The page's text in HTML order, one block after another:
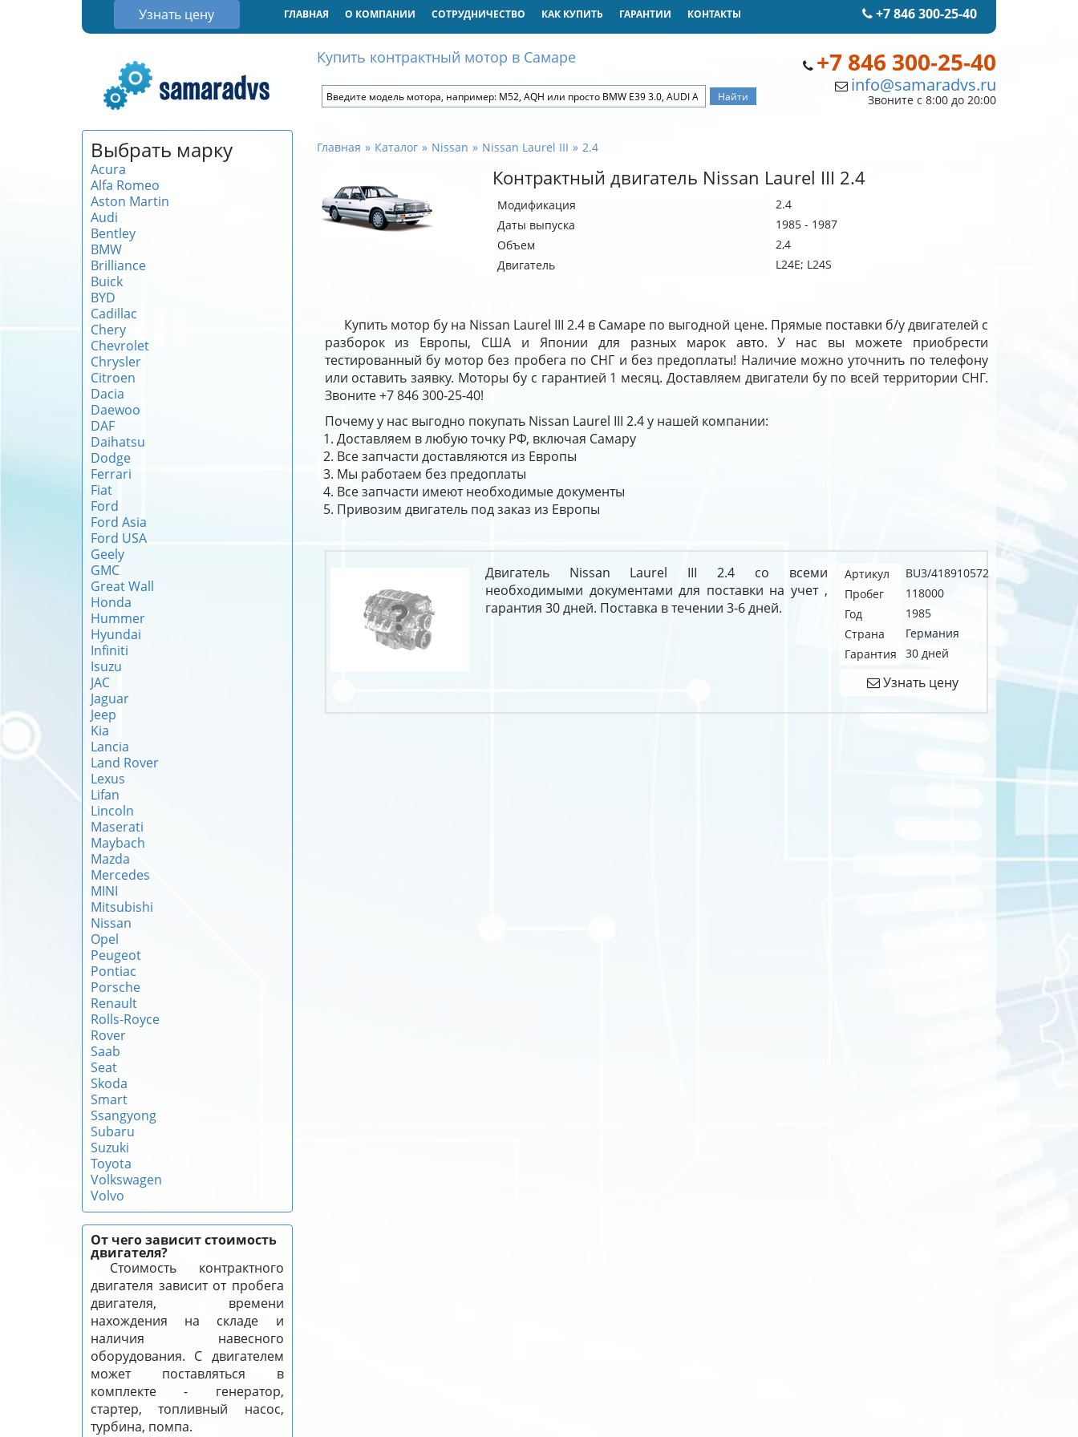
Узнать цену +7 846 300-25-40
ГЛАВНАЯ О КОМПАНИИ СОТРУДНИЧЕСТВО КАК КУПИТЬ ГАРАНТИИ КОНТАКТЫ
+7 846 300-25-40
info@samaradvs.ru
Звоните с 8:00 до 20:00
Купить контрактный мотор в Самаре
Выбрать марку
Acura
Alfa Romeo
Aston Martin
Audi
Bentley
BMW
Brilliance
Buick
BYD
Cadillac
Chery
Chevrolet
Chrysler
Citroen
Dacia
Daewoo
DAF
Daihatsu
Dodge
Ferrari
Fiat
Ford
Ford Asia
Ford USA
Geely
GMC
Great Wall
Honda
Hummer
Hyundai
Infiniti
Isuzu
JAC
Jaguar
Jeep
Kia
Lancia
Land Rover
Lexus
Lifan
Lincoln
Maserati
Maybach
Mazda
Mercedes
MINI
Mitsubishi
Nissan
Opel
Peugeot
Pontiac
Porsche
Renault
Rolls-Royce
Rover
Saab
Seat
Skoda
Smart
Ssangyong
Subaru
Suzuki
Toyota
Volkswagen
Volvo
От чего зависит стоимость
двигателя?
Стоимость контрактного
двигателя зависит от пробега
двигателя, времени
нахождения на складе и
наличия навесного
оборудования. С двигателем
может поставляться в
комплекте - генератор,
стартер, топливный насос,
турбина, помпа.
Главная Каталог Nissan Nissan Laurel III 2.4
Контрактный двигатель Nissan Laurel III 2.4
Модификация
2.4
Даты выпуска
1985 - 1987
Объем
2,4
Двигатель
L24E; L24S
Купить мотор бу на Nissan Laurel III 2.4 в Самаре по выгодной цене. Прямые поставки б/у двигателей с
разборок из Европы, США и Японии для разных марок авто. У нас вы можете приобрести
тестированный бу мотор без пробега по СНГ и без предоплаты! Наличие можно уточнить по телефону
или оставить заявку. Моторы бу с гарантией 1 месяц. Доставляем двигатели бу по всей территории СНГ.
Звоните +7 846 300-25-40!
Почему у нас выгодно покупать Nissan Laurel III 2.4 у нашей компании:
Доставляем в любую точку РФ, включая Самару
Все запчасти доставляются из Европы
Мы работаем без предоплаты
Все запчасти имеют необходимые документы
Привозим двигатель под заказ из Европы
Двигатель Nissan Laurel III 2.4 со всеми
необходимыми документами для поставки на учет ,
гарантия 30 дней. Поставка в течении 3-6 дней.
Артикул
BU3/418910572
Пробег
118000
Год
1985
Страна
Германия
Гарантия
30 дней
Узнать цену